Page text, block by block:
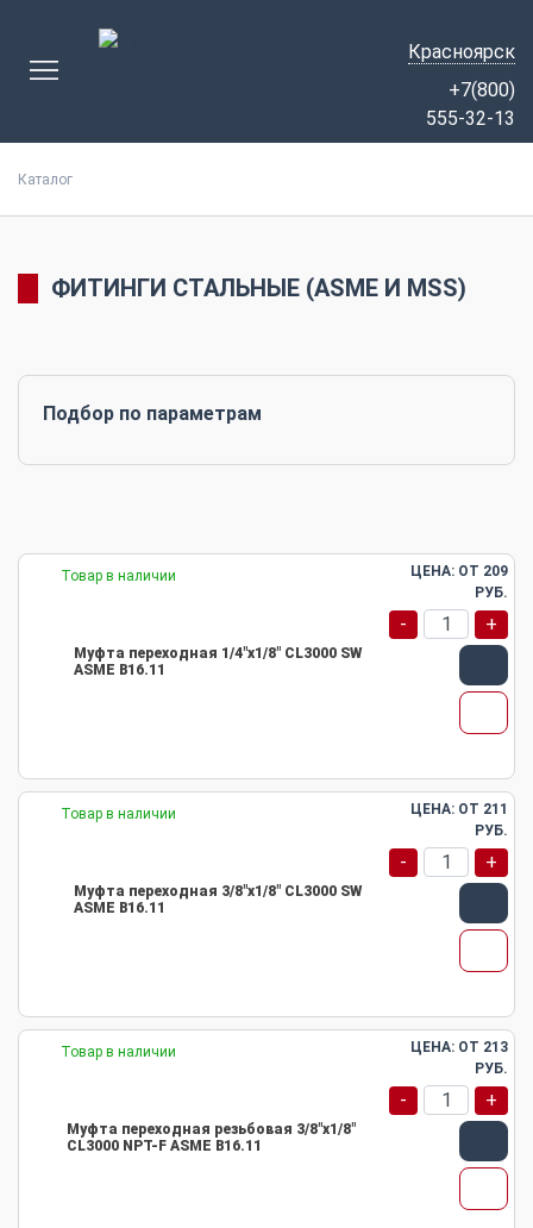
Красноярск
+7(800)
555-32-13
Каталог
ФИТИНГИ СТАЛЬНЫЕ (ASME И MSS)
Подбор по параметрам
Товар в наличии
Муфта переходная 1/4"х1/8" CL3000 SW
ASME B16.11
ЦЕНА: ОТ 209
РУБ.
- +
Товар в наличии
Муфта переходная 3/8"х1/8" CL3000 SW
ASME B16.11
ЦЕНА: ОТ 211
РУБ.
- +
Товар в наличии
Муфта переходная резьбовая 3/8"х1/8"
CL3000 NPT-F ASME B16.11
ЦЕНА: ОТ 213
РУБ.
- +